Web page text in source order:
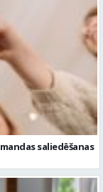
saliedēšanas